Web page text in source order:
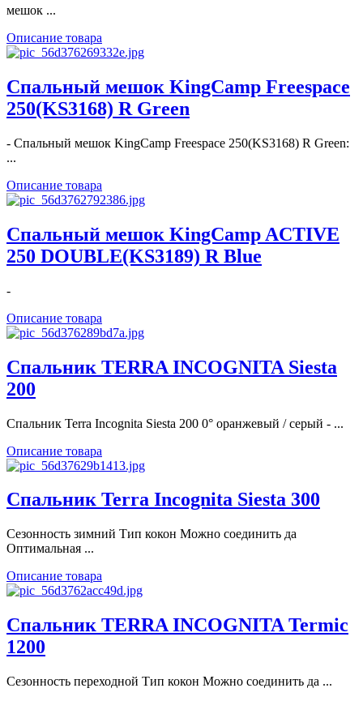
мешок ...
Описание товара
Спальный мешок KingCamp Freespace
250(KS3168) R Green
- Спальный мешок KingCamp Freespace 250(KS3168) R Green:
...
Описание товара
Спальный мешок KingCamp ACTIVE
250 DOUBLE(KS3189) R Blue
-
Описание товара
Спальник TERRA INCOGNITA Siesta
200
Спальник Terra Incognita Siesta 200 0° оранжевый / серый - ...
Описание товара
Спальник Terra Incognita Siesta 300
Сезонность зимний Тип кокон Можно соединить да
Оптимальная ...
Описание товара
Спальник TERRA INCOGNITA Termic
1200
Сезонность переходной Тип кокон Можно соединить да ...